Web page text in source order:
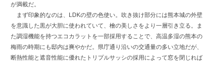
が満載だ。
まず印象的なのは、LDKの壁の色使い。吹き抜け部分には熊本城の外壁
を意識した黒が大胆に使われていて、檜の美しさをより一層引き立る。ま
た調湿機能を持つエコカラットを一部採用することで、高温多湿の熊本の
梅雨の時期にも邸内は爽やかだ。県庁通り沿いの交通量の多い立地だが、
断熱性能と遮音性能に優れたトリプルサッシの採用によって窓を閉じれば